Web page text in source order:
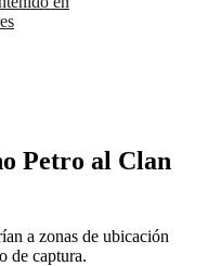
Petro al Clan
a zonas de ubicación
de captura.